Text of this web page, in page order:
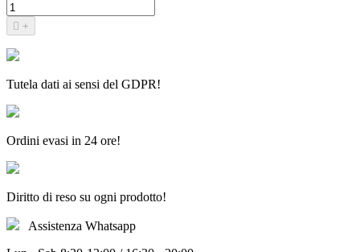
 +
Tutela dati ai sensi del GDPR!
Ordini evasi in 24 ore!
Diritto di reso su ogni prodotto!
Assistenza Whatsapp